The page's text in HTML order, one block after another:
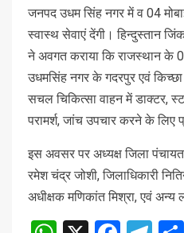
जनपद उधम सिंह नगर में व 04
स्वास्थ सेवाएं देंगी। हिन्दुस्तान
ने अवगत कराया कि राजस्थान के
उधमसिंह नगर के गदरपुर एवं
सचल चिकित्सा वाहन में डाक्टर,
परामर्श, जांच उपचार करने के लिए
इस अवसर पर अध्यक्ष जिला
रमेश चंद्र जोशी, जिलाधिकारी
अधीक्षक मणिकांत मिश्रा, एवं अन्य